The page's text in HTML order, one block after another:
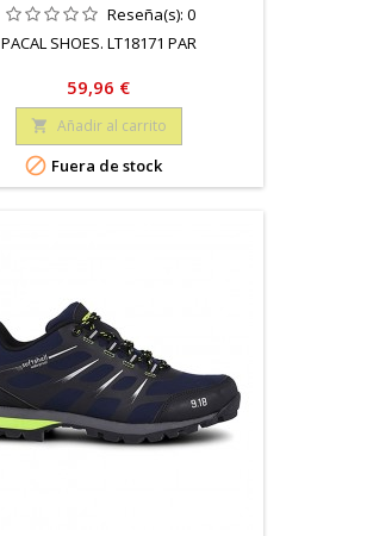
Reseña(s):0
PACAL SHOES. LT18171 PAR
Precio
59,96 €
 Añadir al carrito
 Fuera de stock